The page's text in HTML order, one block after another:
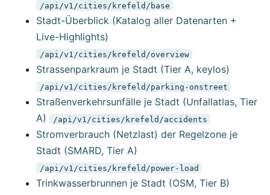
/api/v1/cities/krefeld/base
Stadt-Überblick (Katalog aller Datenarten +
Live-Highlights)
/api/v1/cities/krefeld/overview
Strassenparkraum je Stadt (Tier A, keylos)
/api/v1/cities/krefeld/parking-onstreet
Straßenverkehrsunfälle je Stadt (Unfallatlas, Tier
A)
/api/v1/cities/krefeld/accidents
Stromverbrauch (Netzlast) der Regelzone je
Stadt (SMARD, Tier A)
/api/v1/cities/krefeld/power-load
Trinkwasserbrunnen je Stadt (OSM, Tier B)